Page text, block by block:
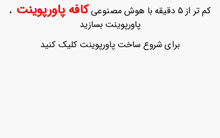
ثبت
بازیابی
کم تر از 5 دقیقه با هوش مصنوعی کافه پاورپوینت ،
پاورپوینت بسازید
برای شروع ساخت پاورپوینت کلیک کنید